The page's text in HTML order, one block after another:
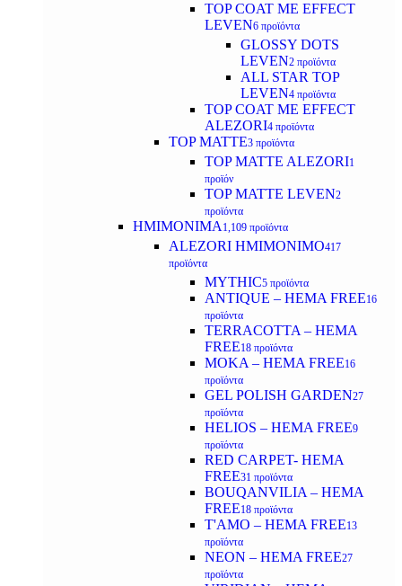
TOP COAT ME EFFECT
LEVEN6 προϊόντα
GLOSSY DOTS
LEVEN2 προϊόντα
ALL STAR TOP
LEVEN4 προϊόντα
TOP COAT ME EFFECT
ALEZORI4 προϊόντα
TOP MATTE3 προϊόντα
TOP MATTE ALEZORI1
προϊόν
TOP MATTE LEVEN2
προϊόντα
ΗΜΙΜΟΝΙΜΑ 1,109 προϊόντα
ALEZORI ΗΜΙΜΟΝΙΜΟ417
προϊόντα
MYTHIC5 προϊόντα
ANTIQUE – HEMA FREE16
προϊόντα
TERRACOTTA – HEMA
FREE18 προϊόντα
MOKA – HEMA FREE16
προϊόντα
GEL POLISH GARDEN27
προϊόντα
HELIOS – HEMA FREE9
προϊόντα
RED CARPET- HEMA
FREE31 προϊόντα
BOUQANVILIA – HEMA
FREE18 προϊόντα
T'AMO – HEMA FREE13
προϊόντα
NEON – HEMA FREE27
προϊόντα